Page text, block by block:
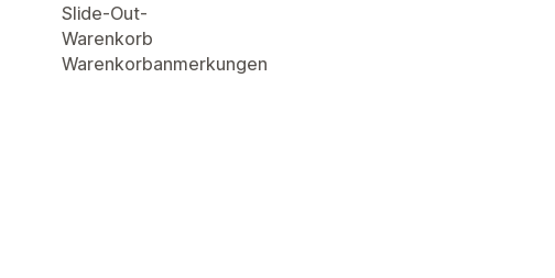
Slide-Out-
Warenkorb
Warenkorbanmerkungen